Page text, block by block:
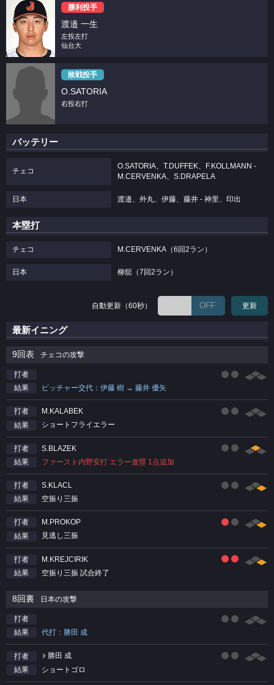
勝利投手
渡邉 一生
左投左打
仙台大
敗戦投手
O.SATORIA
右投右打
バッテリー
チェコ
O.SATORIA、T.DUFFEK、F.KOLLMANN -
M.CERVENKA、S.DRAPELA
日本 渡邉、外丸、伊藤、藤井 - 神里、印出
本塁打
チェコ M.CERVENKA（6回2ラン）
日本 柳舘（7回2ラン）
自動更新（60秒） OFF 更新
最新イニング
9回表 チェコの攻撃
打者
結果
ピッチャー交代：伊藤 樹 → 藤井 優矢
打者
M.KALABEK
結果
ショートフライエラー
打者
S.BLAZEK
結果
ファースト内野安打 エラー進塁 1点追加
打者
S.KLACL
結果
空振り三振
打者
M.PROKOP
結果
見逃し三振
打者
M.KREJCIRIK
結果
空振り三振 試合終了
8回裏 日本の攻撃
打者
結果
代打：勝田 成
打者
勝田 成
結果
ショートゴロ